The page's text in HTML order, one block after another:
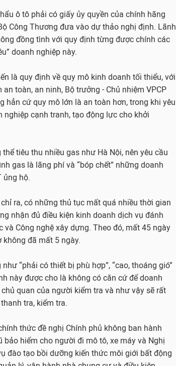
ô tô phải có giấy ủy quyền của chính hãng
Công Thương đưa vào dự thảo nghị định. Lãnh
đồng tình với quy định từng được chính các
doanh nghiệp này.
là quy định về quy mô kinh doanh tối thiểu, với
toàn, an ninh, Bộ trưởng - Chủ nhiệm VPCP
hẳn cứ quy mô lớn là an toàn hơn, trong khi yêu
cạnh tranh, tạo động lực cho khởi
tiêu thu nhiều gas như Hà Nội, nên yêu cầu
gas là lãng phí và “bóp chết” những doanh
ủng hộ.
ra, có những thủ tục mất quá nhiều thời gian
nhận đủ điều kiện kinh doanh dịch vụ đánh
Công nghệ xây dựng. Theo đó, mất 45 ngày
không đã mất 5 ngày.
“phải có thiết bị phù hợp”, “cao, thoáng gió”
này được cho là không có căn cứ để doanh
quan của người kiểm tra và như vậy sẽ rất
tra, kiểm tra.
thức đề nghị Chính phủ không ban hành
hiểm cho người đi mô tô, xe máy và Nghị
đào tạo bồi dưỡng kiến thức môi giới bất động